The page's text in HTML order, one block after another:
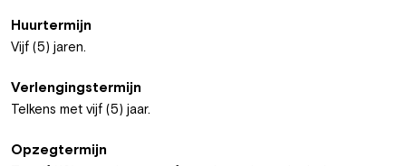
Huurtermijn
Vijf (5) jaren.
Verlengingstermijn
Telkens met vijf (5) jaar.
Opzegtermijn